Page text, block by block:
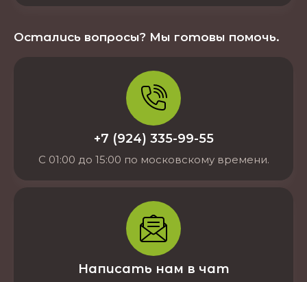
Остались вопросы? Мы готовы помочь.
+7 (924) 335-99-55
С 01:00 до 15:00 по московскому времени.
Написать нам в чат